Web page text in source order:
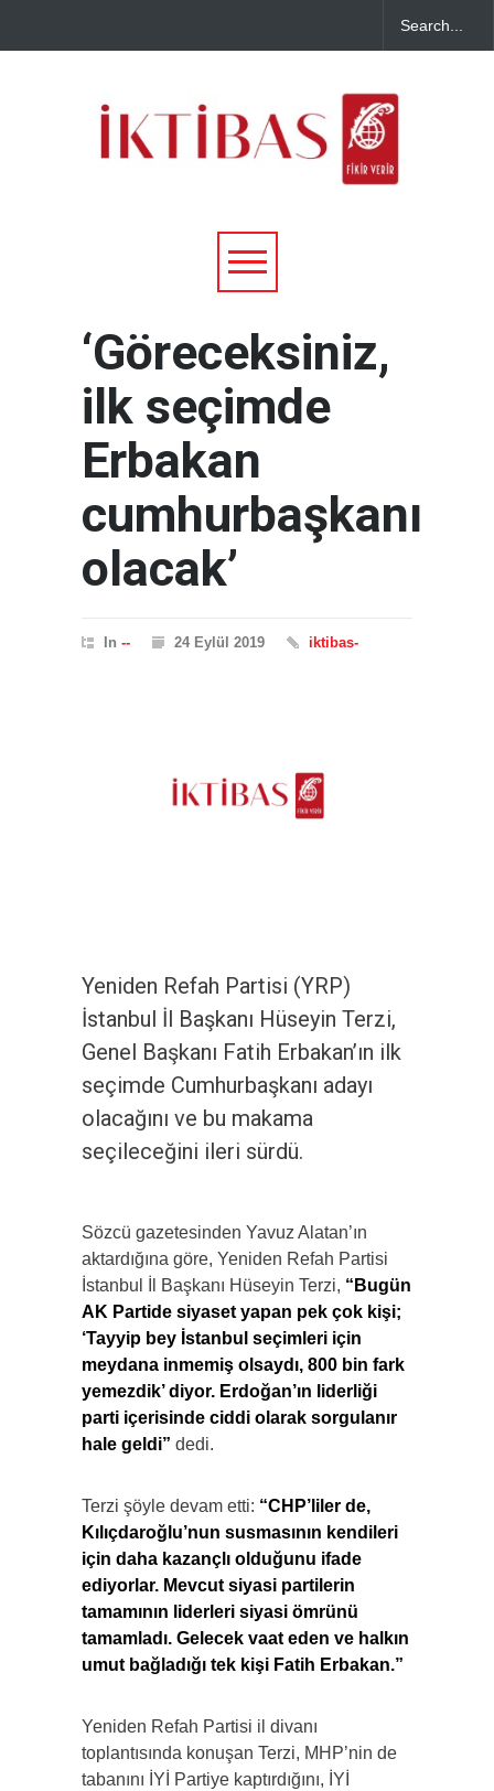
‘Göreceksiniz,
ilk seçimde
Erbakan
cumhurbaşkanı
olacak’
In -- 24 Eylül 2019 iktibas-
Yeniden Refah Partisi (YRP)
İstanbul İl Başkanı Hüseyin Terzi,
Genel Başkanı Fatih Erbakan’ın ilk
seçimde Cumhurbaşkanı adayı
olacağını ve bu makama
seçileceğini ileri sürdü.
Sözcü gazetesinden Yavuz Alatan’ın
aktardığına göre, Yeniden Refah Partisi
İstanbul İl Başkanı Hüseyin Terzi, “Bugün
AK Partide siyaset yapan pek çok kişi;
‘Tayyip bey İstanbul seçimleri için
meydana inmemiş olsaydı, 800 bin fark
yemezdik’ diyor. Erdoğan’ın liderliği
parti içerisinde ciddi olarak sorgulanır
hale geldi” dedi.
Terzi şöyle devam etti: “CHP’liler de,
Kılıçdaroğlu’nun susmasının kendileri
için daha kazançlı olduğunu ifade
ediyorlar. Mevcut siyasi partilerin
tamamının liderleri siyasi ömrünü
tamamladı. Gelecek vaat eden ve halkın
umut bağladığı tek kişi Fatih Erbakan.”
Yeniden Refah Partisi il divanı
toplantısında konuşan Terzi, MHP’nin de
tabanını İYİ Partiye kaptırdığını, İYİ